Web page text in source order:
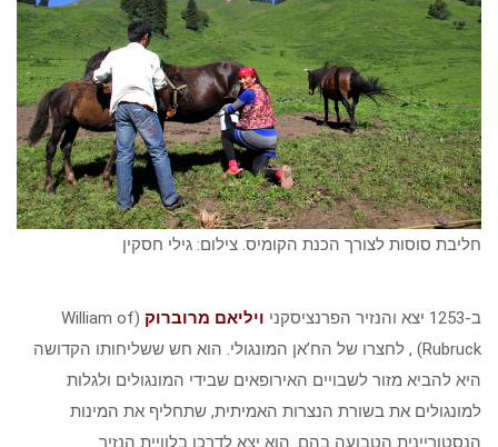
חליבת סוסות לצורך הכנת הקומיס. צילום: גילי חסקין
ב-1253 יצא והנזיר הפרנציסקני ויליאם מרוברוק (William of
Rubruck) , לחצרו של הח’אן המונגולי. הוא חש ששליחותו הקדושה
היא להביא מזור לשבויים האירופאים שבידי המונגולים ולגלות
למונגולים את בשורת הנצרות האמיתית, שתחליף את המינות
הנסטוריינית הטבועה בהם. הוא יצא לדרכו בלוויית הנזיר